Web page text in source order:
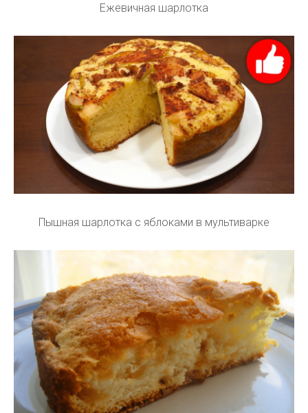
Ежевичная шарлотка
Пышная шарлотка с яблоками в мультиварке